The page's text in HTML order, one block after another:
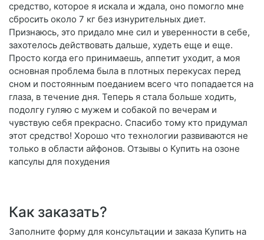
средство, которое я искала и ждала, оно помогло мне
сбросить около 7 кг без изнурительных диет.
Признаюсь, это придало мне сил и уверенности в себе,
захотелось действовать дальше, худеть еще и еще.
Просто когда его принимаешь, аппетит уходит, а моя
основная проблема была в плотных перекусах перед
сном и постоянным поеданием всего что попадается на
глаза, в течение дня. Теперь я стала больше ходить,
подолгу гуляю с мужем и собакой по вечерам и
чувствую себя прекрасно. Спасибо тому кто придумал
этот средство! Хорошо что технологии развиваются не
только в области айфонов. Отзывы о Купить на озоне
капсулы для похудения
Как заказать?
Заполните форму для консультации и заказа Купить на